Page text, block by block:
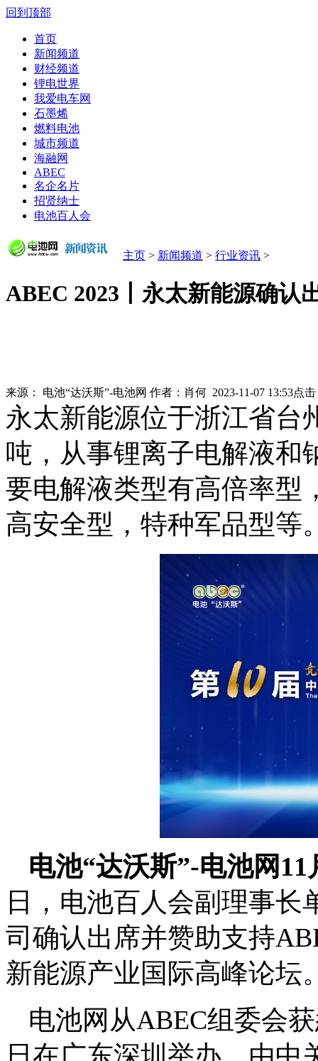
回到顶部
首页
新闻频道
财经频道
锂电世界
我爱电车网
石墨烯
燃料电池
城市频道
海融网
ABEC
名企名片
招贤纳士
电池百人会
主页 > 新闻频道 > 行业资讯 >
ABEC 2023丨永太新能源确认
来源： 电池“达沃斯”-电池网 作者： 肖何 2023-11-07 13:53点
永太新能源位于浙江省台
吨，从事锂离子电解液和
要电解液类型有高倍率型
高安全型，特种军品型等
电池“达沃斯”-电池网
日，电池百人会副理事
司确认出席并赞助支持
新能源产业国际高峰论坛
电池网从ABEC组委会